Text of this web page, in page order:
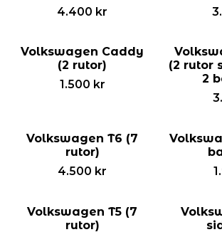
4.400 kr
Volkswagen Caddy
(2 rutor)
1.500 kr
(2 rutor
2
Volkswagen T6 (7
rutor)
4.500 kr
Volkswagen T5 (7
rutor)